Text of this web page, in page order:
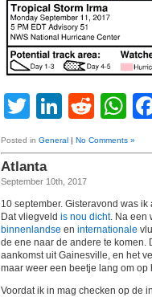
Twitter
Posted in General | No Comments »
Atlanta
September 10th, 2017
10 september. Gisteravond was
Dat vliegveld is nou dicht. Na een
binnenlandse en internationale
de ene naar de andere te komen.
aankomst uit Gainesville, en het
maar weer een beetje lang om
Voordat ik in mag checken op de